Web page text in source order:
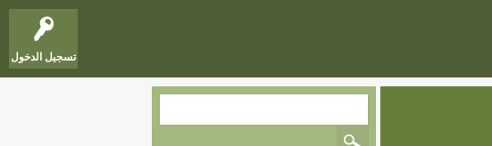
تسجيل الدخول